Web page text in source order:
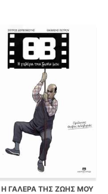
ΓΑΛΕΡΑ ΤΗΣ ΖΩΗΣ ΜΟΥ